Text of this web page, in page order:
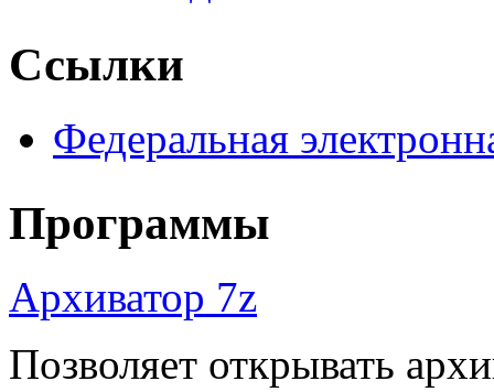
Ссылки
Федеральная
Программы
Архиватор 7z
Позволяет открывать